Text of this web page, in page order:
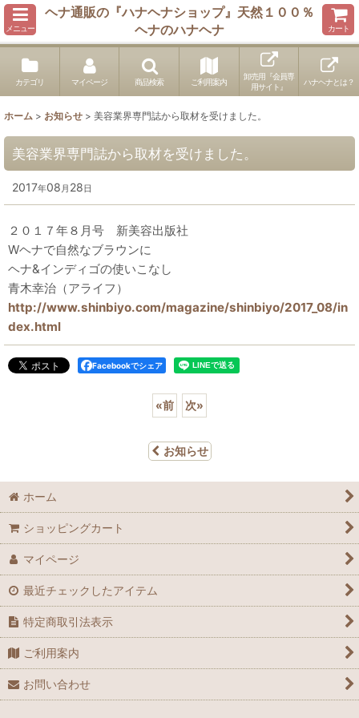
メニュー
ヘナ通販の『ハナヘナショップ』天然１００％
ヘナのハナヘナ
カート
カテゴリ マイページ 商品検索 ご利用案内
卸売用『会員専
用サイト』
ハナヘナとは？
ホーム > お知らせ > 美容業界専門誌から取材を受けました。
美容業界専門誌から取材を受けました。
2017年08 月 28日
２０１７年８月号 新美容出版社
Wヘナで自然なブラウンに
ヘナ&インディゴの使いこなし
青木幸治（アライフ）
http://www.shinbiyo.com/magazine/shinbiyo/2017_08/in
dex.html
Facebookでシェア
«前 次»
お知らせ
ホーム
ショッピングカート
マイページ
最近チェックしたアイテム
特定商取引法表示
ご利用案内
お問い合わせ